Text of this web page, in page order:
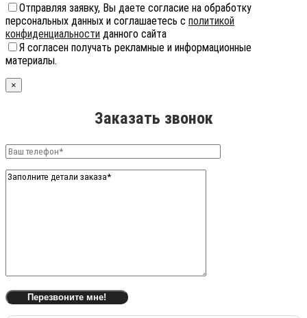
Отправляя заявку, Вы даете согласие на обработку
персональных данных и соглашаетесь с политикой
конфиденциальности данного сайта
Я согласен получать рекламные и информационные
материалы.
×
Заказать звонок